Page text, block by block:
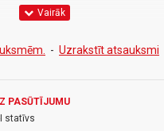
no mitruma ietekmes
iekļauta pleca siksna
stap kājām): 932 - 220 cm
- Uzrakstīt atsauksmi
PASŪTĪJUMU
I statīvs